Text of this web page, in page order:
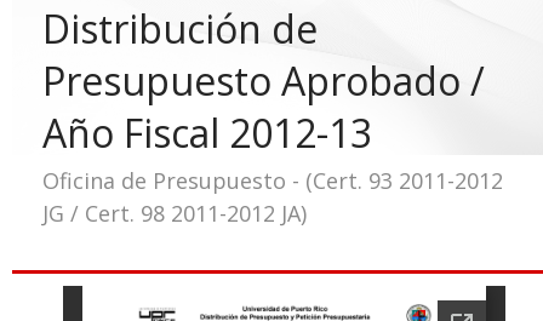
Distribución de
Presupuesto Aprobado /
Año Fiscal 2012-13
Oficina de Presupuesto - (Cert. 93 2011-2012
JG / Cert. 98 2011-2012 JA)